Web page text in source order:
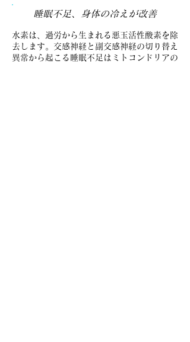
睡眠不足、身体の冷えが改善
水素は、過労から生まれる悪玉活性酸素を除
去します。交感神経と副交感神経の切り替え
異常から起こる睡眠不足はミトコンドリアの